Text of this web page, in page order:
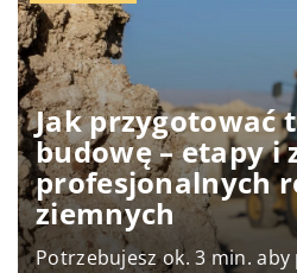
Jak przygotować
budowę – etapy i
profesjonalnych
ziemnych
Potrzebujesz ok. 3 min.